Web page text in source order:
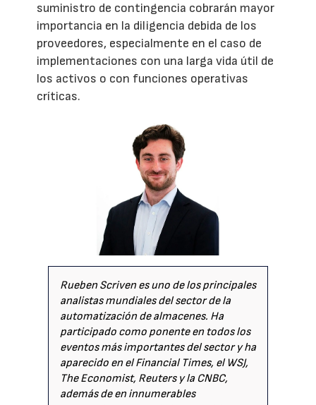
suministro de contingencia cobrarán mayor
importancia en la diligencia debida de los
proveedores, especialmente en el caso de
implementaciones con una larga vida útil de
los activos o con funciones operativas
críticas.
Rueben Scriven es uno de los principales
analistas mundiales del sector de la
automatización de almacenes. Ha
participado como ponente en todos los
eventos más importantes del sector y ha
aparecido en el Financial Times, el WSJ,
The Economist, Reuters y la CNBC,
además de en innumerables